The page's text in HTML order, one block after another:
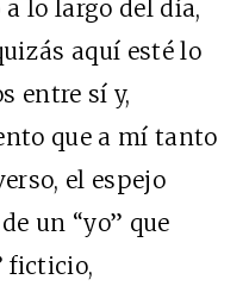
lo largo del día,
aquí esté lo
entre sí y,
que a mí tanto
el espejo
un “yo” que
ficticio,